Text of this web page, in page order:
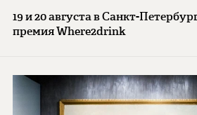
19 и 20 августа в Санкт-
премия Where2drink